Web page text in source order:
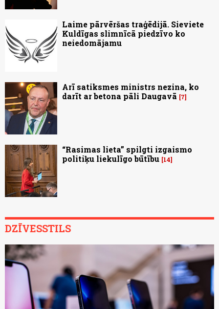
Laime pārvēršas traģēdijā. Sieviete
Kuldīgas slimnīcā piedzīvo ko
neiedomājamu
Arī satiksmes ministrs nezina, ko
darīt ar betona pāli Daugavā
7
“Rasimas lieta” spilgti izgaismo
politiķu liekulīgo būtību 14
DZĪVESSTILS